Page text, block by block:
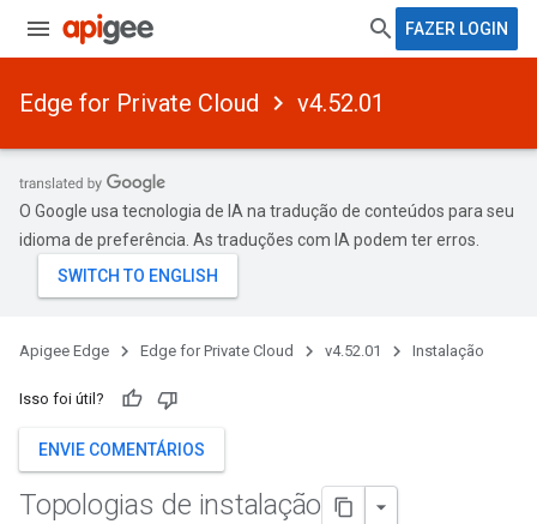
FAZER LOGIN
Edge for Private Cloud v4.52.01
O Google usa tecnologia de IA na tradução de conteúdos para seu
idioma de preferência. As traduções com IA podem ter erros.
Apigee Edge Edge for Private Cloud v4.52.01 Instalação
Isso foi útil?
ENVIE COMENTÁRIOS
Topologias de instalação